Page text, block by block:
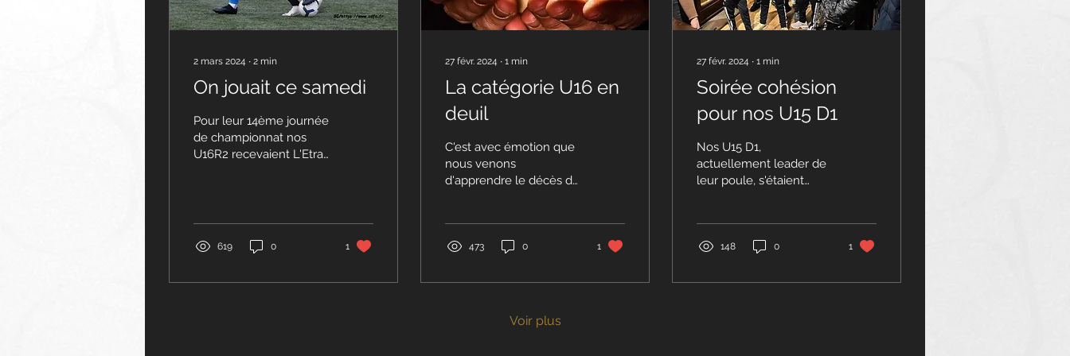
2 mars 2024 ∙ 2 min
On jouait ce samedi
Pour leur 14ème journée
de championnat nos
U16R2 recevaient L'Etrat,
619 0 1
27 févr. 2024 ∙ 1 min
La catégorie U16 en
deuil
C'est avec émotion que
nous venons
d'apprendre le décès de
des suites...
473 0 1
27 févr. 2024 ∙ 1 min
Soirée cohésion
pour nos U15 D1
Nos U15 D1,
actuellement leader de
leur poule, s'étaient
"cohésion"....
148 0 1
Voir plus